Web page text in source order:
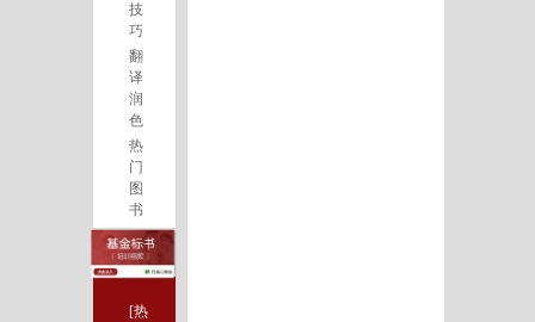
技
巧
翻
译
润
色
热
门
图
书
[热